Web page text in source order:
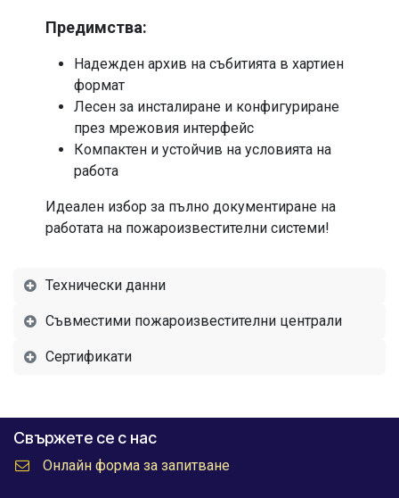
Предимства:
Надежден архив на събитията в хартиен
формат
Лесен за инсталиране и конфигуриране
през мрежовия интерфейс
Компактен и устойчив на условията на
работа
Идеален избор за пълно документиране на
работата на пожароизвестителни системи!
Технически данни
Съвместими пожароизвестителни централи
Сертификати
Свържете се с нас
Онлайн форма за запитване